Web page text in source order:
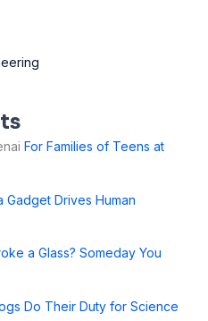
For Families of Teens at
Gadget Drives Human
a Glass? Someday You
Do Their Duty for Science